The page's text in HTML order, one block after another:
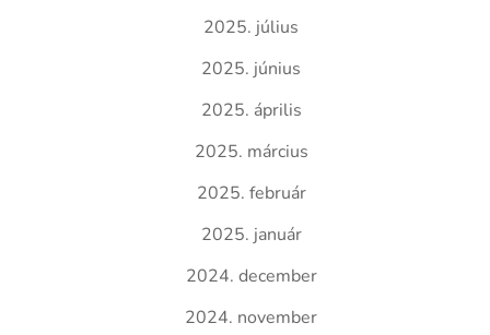
2025. július
2025. június
2025. április
2025. március
2025. február
2025. január
2024. december
2024. november